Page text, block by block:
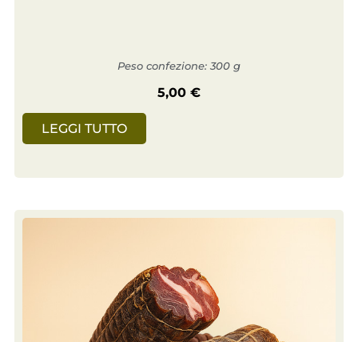
Peso confezione: 300 g
5,00 €
LEGGI TUTTO